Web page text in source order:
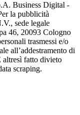
Business Digital -
la pubblicità
sede legale
46, 20093 Cologno
trasmessi e/o
all’addestramento di
altresì fatto divieto
scraping.